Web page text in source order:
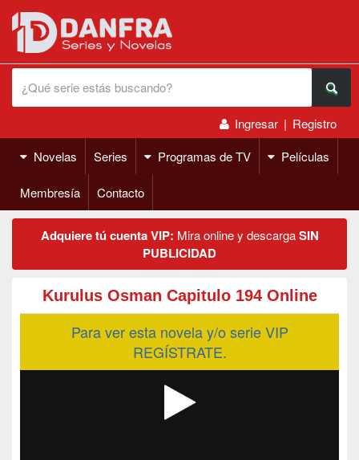
Ingresar | Registro
Novelas
Series Programas de TV Películas
Membresía Contacto
Adquiere tú cuenta VIP: Mira online y descargaSIN
PUBLICIDAD
Kurulus Osman Capitulo 194 Online
Para ver esta novela y/o serie VIP
REGÍSTRATE.